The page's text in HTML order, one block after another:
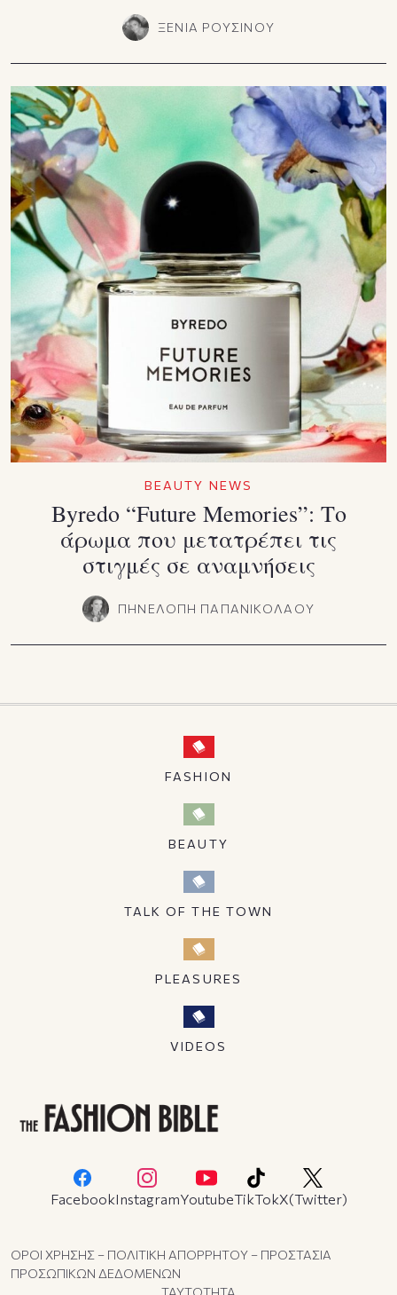
ΞΕΝΙΑ ΡΟΥΣΙΝΟΥ
BEAUTY NEWS
Byredo “Future Memories”: Το
άρωμα που μετατρέπει τις
στιγμές σε αναμνήσεις
ΠΗΝΕΛΟΠΗ ΠΑΠΑΝΙΚΟΛΑΟΥ
FASHION
BEAUTY
TALK OF THE TOWN
PLEASURES
VIDEOS
FacebookInstagramYoutubeTikTokX(Twitter)
ΟΡΟΙ ΧΡΗΣΗΣ – ΠΟΛΙΤΙΚΗ ΑΠΟΡΡΗΤΟΥ – ΠΡΟΣΤΑΣΙΑ
ΠΡΟΣΩΠΙΚΩΝ ΔΕΔΟΜΕΝΩΝ
ΤΑΥΤΟΤΗΤΑ